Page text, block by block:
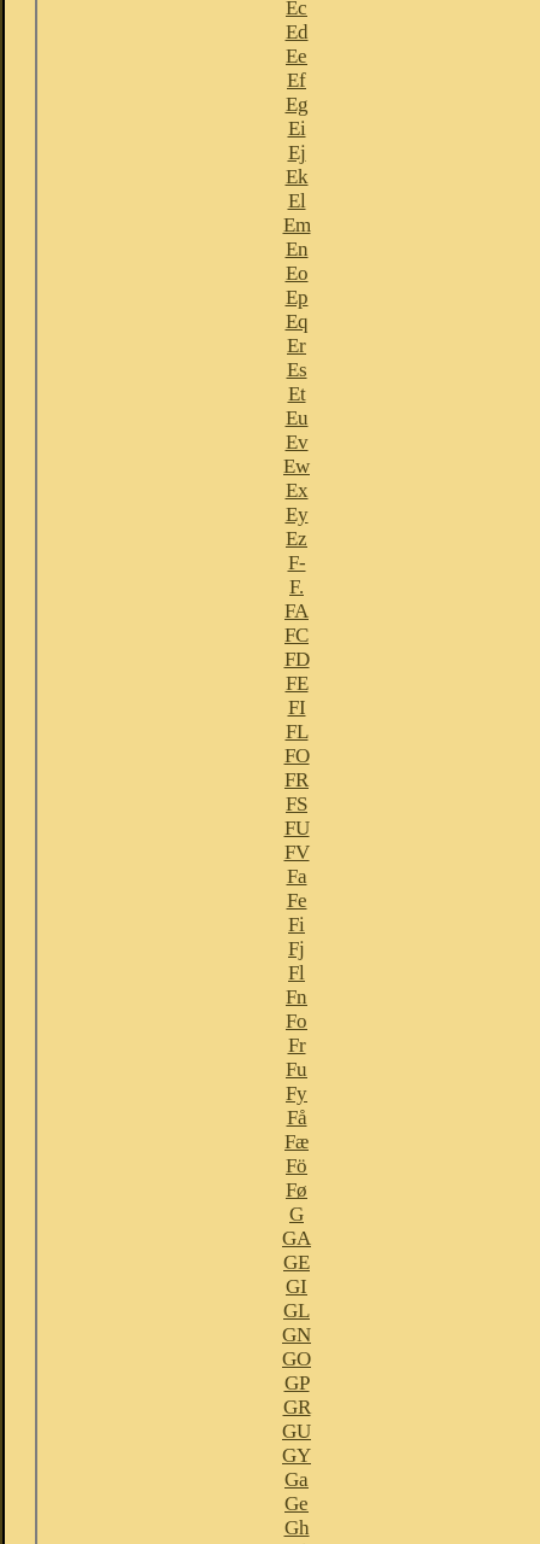
Ec
Ed
Ee
Ef
Eg
Ei
Ej
Ek
El
Em
En
Eo
Ep
Eq
Er
Es
Et
Eu
Ev
Ew
Ex
Ey
Ez
F-
F.
FA
FC
FD
FE
FI
FL
FO
FR
FS
FU
FV
Fa
Fe
Fi
Fj
Fl
Fn
Fo
Fr
Fu
Fy
Få
Fæ
Fö
Fø
G
GA
GE
GI
GL
GN
GO
GP
GR
GU
GY
Ga
Ge
Gh